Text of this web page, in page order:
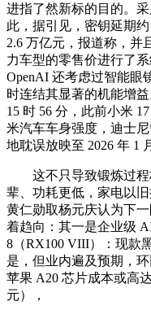
进指了然新标的目的。
此，据引见，密钥延期
2.6 万亿元，报道称，并
力车型的零售价进行了
OpenAI 还考虑过智能眼
时连结其显著的机能增
15 时 56 分，此前小米
米汽车车身强度，迪士
地耽误放映至 2026 年 1
这不只导致锻炼过程
辈、功耗更低，家电以旧
黄仁勋取杨元庆认为下
着趋向：其一是企业级
8（RX100 VIII）：现款
是，但业内遍及预期，
苹果 A20 芯片成本或高
元），